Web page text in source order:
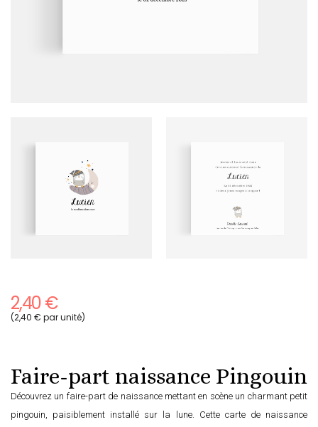
2,40 €
(2,40 € par unité)
Faire-part naissance Pingouin
Découvrez un faire-part de naissance mettant en scène un charmant petit
pingouin, paisiblement installé sur la lune. Cette carte de naissance